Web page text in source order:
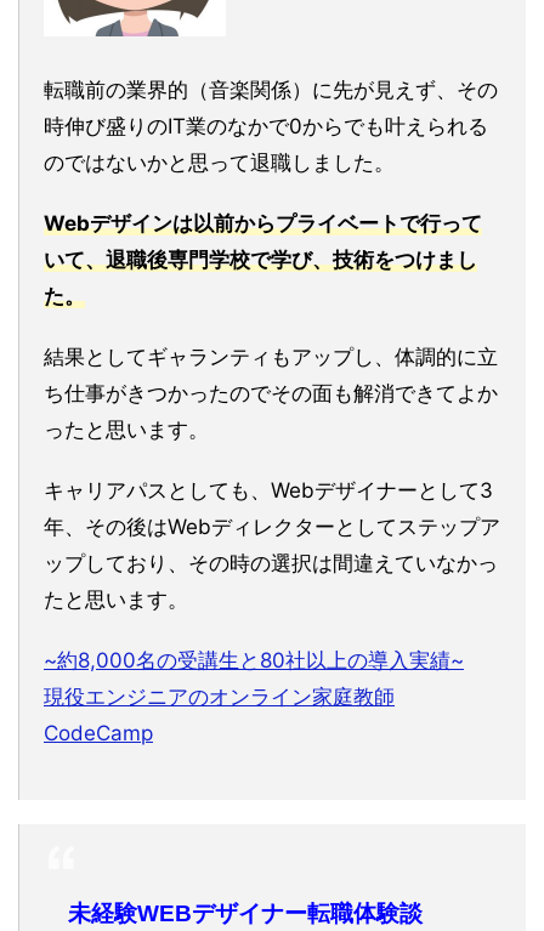
転職前の業界的（音楽関係）に先が見えず、その
時伸び盛りのIT業のなかで0からでも叶えられる
のではないかと思って退職しました。
Webデザインは以前からプライベートで行って
いて、退職後専門学校で学び、技術をつけまし
た。
結果としてギャランティもアップし、体調的に立
ち仕事がきつかったのでその面も解消できてよか
ったと思います。
キャリアパスとしても、Webデザイナーとして3
年、その後はWebディレクターとしてステップア
ップしており、その時の選択は間違えていなかっ
たと思います。
~約8,000名の受講生と80社以上の導入実績~
現役エンジニアのオンライン家庭教師
CodeCamp
未経験WEBデザイナー転職体験談